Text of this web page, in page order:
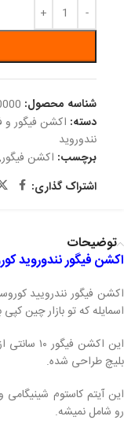
شناسه محصول:
دسته: اکشن فیگور و
نندوروید
برچسب: اکشن فیگور,
اشتراک گذاری:
توضیحات
اکشن فیگور نندوروید
اکشن فیگور نندرویید
اسمایله که تو بازار چین
این اکشن
بلیچ طراحی شده.
این آیتم کاستوم
رو شامل نمیشه.